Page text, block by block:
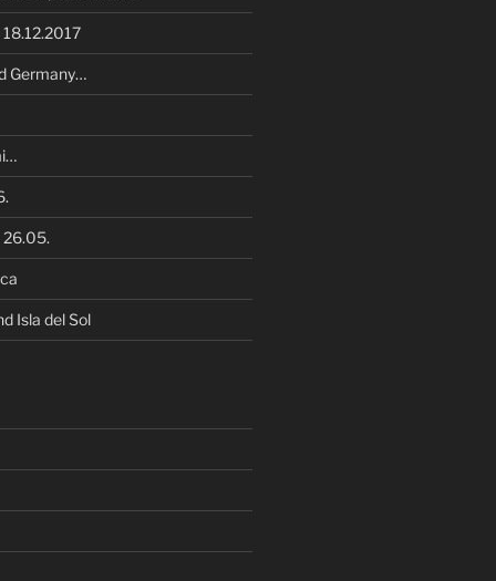
Germany…
26.05.
Isla del Sol